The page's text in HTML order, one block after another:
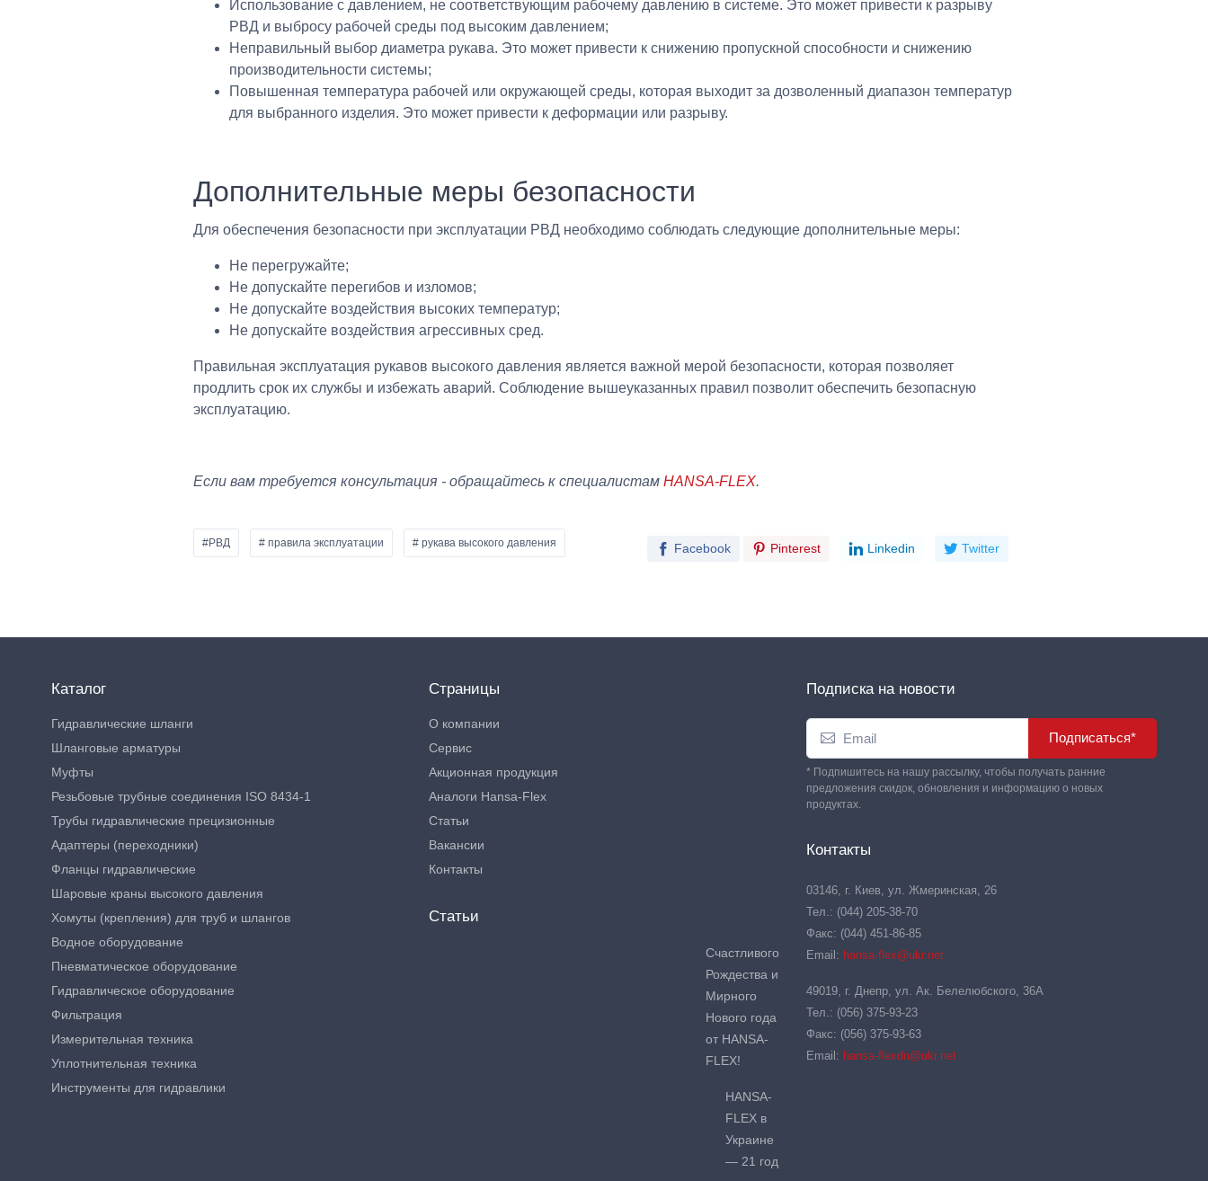
Использование с давлением, не соответствующим рабочему давлению в системе. Это может привести к разрыву
РВД и выбросу рабочей среды под высоким давлением;
Неправильный выбор диаметра рукава. Это может привести к снижению пропускной способности и снижению
производительности системы;
Повышенная температура рабочей или окружающей среды, которая выходит за дозволенный диапазон температур
для выбранного изделия. Это может привести к деформации или разрыву.
Дополнительные меры безопасности
Для обеспечения безопасности при эксплуатации РВД необходимо соблюдать следующие дополнительные меры:
Не перегружайте;
Не допускайте перегибов и изломов;
Не допускайте воздействия высоких температур;
Не допускайте воздействия агрессивных сред.
Правильная эксплуатация рукавов высокого давления является важной мерой безопасности, которая позволяет
продлить срок их службы и избежать аварий. Соблюдение вышеуказанных правил позволит обеспечить безопасную
эксплуатацию.
Если вам требуется консультация - обращайтесь к специалистам HANSA-FLEX.
#РВД # правила эксплуатации # рукава высокого давления Facebook Pinterest Linkedin Twitter
Каталог
Гидравлические шланги
Шланговые арматуры
Муфты
Резьбовые трубные соединения ISO 8434-1
Трубы гидравлические прецизионные
Адаптеры (переходники)
Фланцы гидравлические
Шаровые краны высокого давления
Хомуты (крепления) для труб и шлангов
Водное оборудование
Пневматическое оборудование
Гидравлическое оборудование
Фильтрация
Измерительная техника
Уплотнительная техника
Инструменты для гидравлики
Страницы
О компании
Сервис
Акционная продукция
Аналоги Hansa-Flex
Статьи
Вакансии
Контакты
Статьи
Счастливого
Рождества и
Мирного
Нового года
от HANSA-
FLEX!
HANSA-
FLEX в
Украине
— 21 год
Подписка на новости
Подписаться*
* Подпишитесь на нашу рассылку, чтобы получать ранние
предложения скидок, обновления и информацию о новых
продуктах.
Контакты
03146, г. Киев, ул. Жмеринская, 26
Тел.: (044) 205-38-70
Факс: (044) 451-86-85
Email: hansa-flex@ukr.net
49019, г. Днепр, ул. Ак. Белелюбского, 36А
Тел.: (056) 375-93-23
Факс: (056) 375-93-63
Email: hansa-flexdn@ukr.net